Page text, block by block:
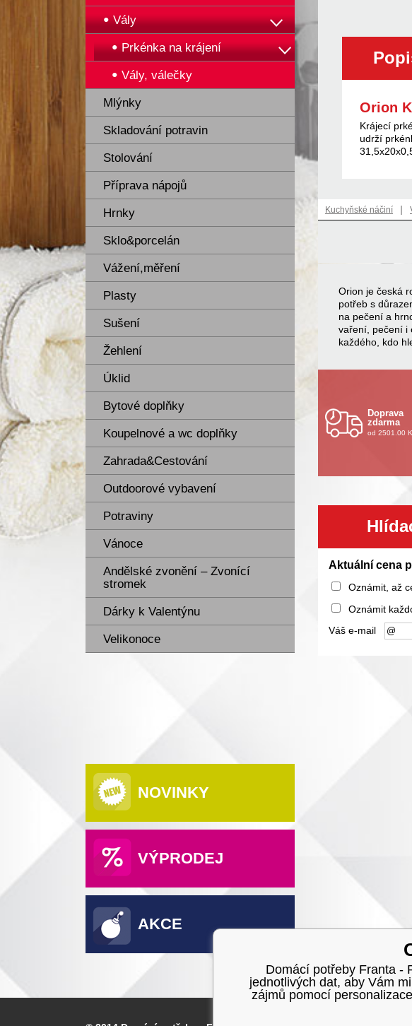
Vály
Prkénka na krájení
Vály, válečky
Mlýnky
Skladování potravin
Stolování
Příprava nápojů
Hrnky
Sklo&porcelán
Vážení,měření
Plasty
Sušení
Žehlení
Úklid
Bytové doplňky
Koupelnové a wc doplňky
Zahrada&Cestování
Outdoorové vybavení
Potraviny
Vánoce
Andělské zvonění – Zvonící
stromek
Dárky k Valentýnu
Velikonoce
NOVINKY
VÝPRODEJ
AKCE
Orion
Krájecí
udrží
Kuchyňské náčiní |
Orion je česká
potřeb s
na pečení a
vaření, pečení i
každého, kdo
Doprava
zdarma
od 2501.00
Aktuální cena
Oznámit, až
Oznámit
Váš e-mail
Domácí potřeby Franta -
jednotlivých dat, aby Vám
zájmů pomocí